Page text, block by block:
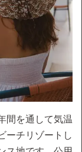
間を通して気温
ーチリゾートし